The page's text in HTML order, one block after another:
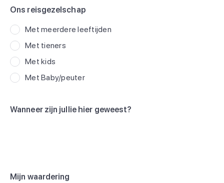
Ons reisgezelschap
Met meerdere leeftijden
Met tieners
Met kids
Met Baby/peuter
Wanneer zijn jullie hier geweest?
Mijn waardering